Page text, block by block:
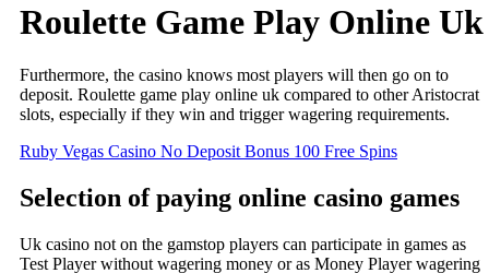
Roulette Game Play Online Uk
Furthermore, the casino knows most players will then go on to
deposit. Roulette game play online uk compared to other Aristocrat
slots, especially if they win and trigger wagering requirements.
Ruby Vegas Casino No Deposit Bonus 100 Free Spins
Selection of paying online casino games
Uk casino not on the gamstop players can participate in games as
Test Player without wagering money or as Money Player wagering